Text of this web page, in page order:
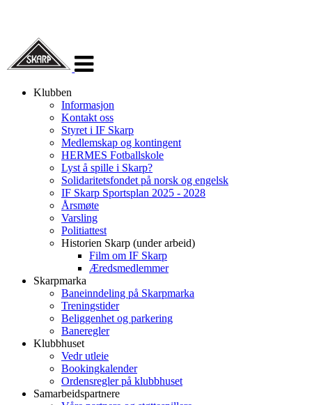
navigasjon
Klubben
Informasjon
Kontakt oss
Styret i IF Skarp
Medlemskap og kontingent
HERMES Fotballskole
Lyst å spille i Skarp?
Solidaritetsfondet på norsk og engelsk
IF Skarp Sportsplan 2025 - 2028
Årsmøte
Varsling
Politiattest
Historien Skarp (under arbeid)
Film om IF Skarp
Æredsmedlemmer
Skarpmarka
Baneinndeling på Skarpmarka
Treningstider
Beliggenhet og parkering
Baneregler
Klubbhuset
Vedr utleie
Bookingkalender
Ordensregler på klubbhuset
Samarbeidspartnere